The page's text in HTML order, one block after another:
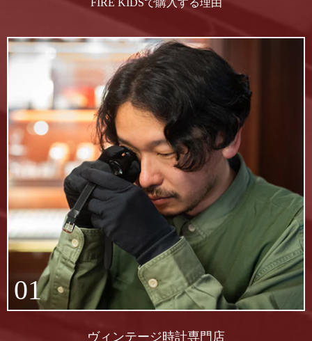
FIRE KIDSで購入する理由
01
ヴィンテージ時計専門店